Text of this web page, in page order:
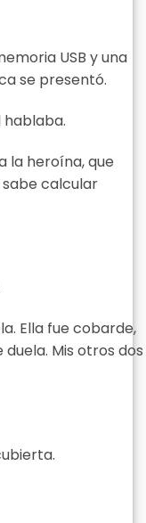
USB y una
se presentó.
hablaba.
la heroína, que
calcular
Ella fue cobarde,
Mis otros dos